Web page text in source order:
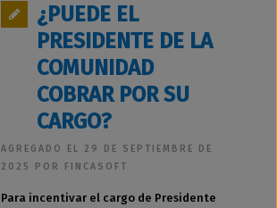
¿PUEDE EL
PRESIDENTE DE LA
COMUNIDAD
COBRAR POR SU
CARGO?
AGREGADO EL 29 DE SEPTIEMBRE DE
2025 POR FINCASOFT
Para incentivar el cargo de Presidente